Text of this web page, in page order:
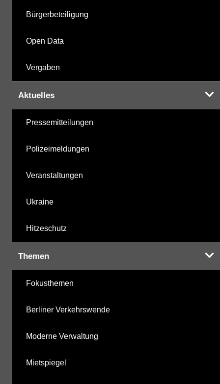
Bürgerbeteiligung
Open Data
Vergaben
Aktuelles
Pressemitteilungen
Polizeimeldungen
Veranstaltungen
Ukraine
Hitzeschutz
Themen
Fokusthemen
Berliner Verkehrswende
Moderne Verwaltung
Mietspiegel